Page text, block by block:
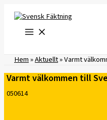
innehåll
Hem»Aktuellt»Varmt
Varmt välkommen till
050614